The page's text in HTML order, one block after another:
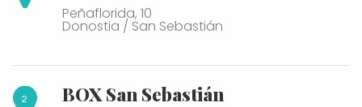
Peñaflorida, 10
Donostia / San Sebastián
BOX San Sebastián